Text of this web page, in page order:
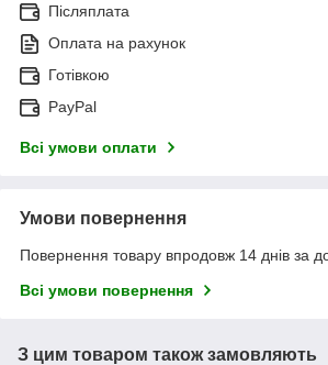
Післяплата
Оплата на рахунок
Готівкою
PayPal
Всі умови оплати
Умови повернення
Повернення товару впродовж 14 днів за
Всі умови повернення
З цим товаром також замовляють